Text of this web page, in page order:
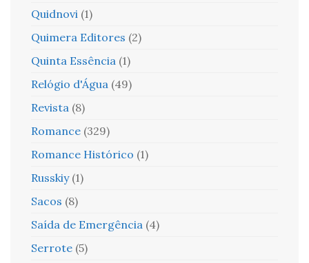
Quidnovi (1)
Quimera Editores (2)
Quinta Essência (1)
Relógio d'Água (49)
Revista (8)
Romance (329)
Romance Histórico (1)
Russkiy (1)
Sacos (8)
Saída de Emergência (4)
Serrote (5)